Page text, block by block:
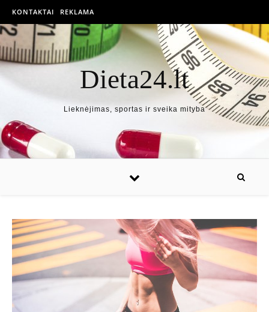
KONTAKTAI REKLAMA
Dieta24.lt
Lieknėjimas, sportas ir sveika mityba